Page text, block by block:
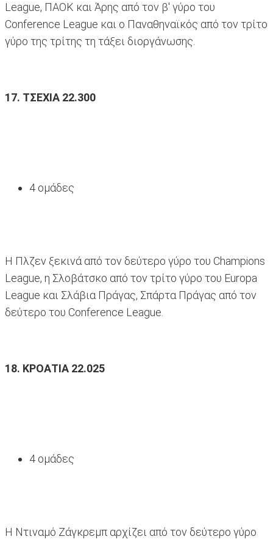
League, ΠΑΟΚ και Άρης από τον β' γύρο του
Conference League και ο Παναθηναϊκός από τον τρίτο
γύρο της τρίτης τη τάξει διοργάνωσης.
17. ΤΣΕΧΙΑ 22.300
4 ομάδες
Η Πλζεν ξεκινά από τον δεύτερο γύρο του Champions
League, η Σλοβάτσκο από τον τρίτο γύρο του Europa
League και Σλάβια Πράγας, Σπάρτα Πράγας από τον
δεύτερο του Conference League.
18. ΚΡΟΑΤΙΑ 22.025
4 ομάδες
Η Ντιναμό Ζάγκρεμπ αρχίζει από τον δεύτερο γύρο